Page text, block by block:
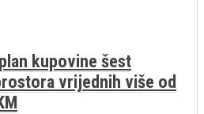
kupovine šest
vrijednih više od